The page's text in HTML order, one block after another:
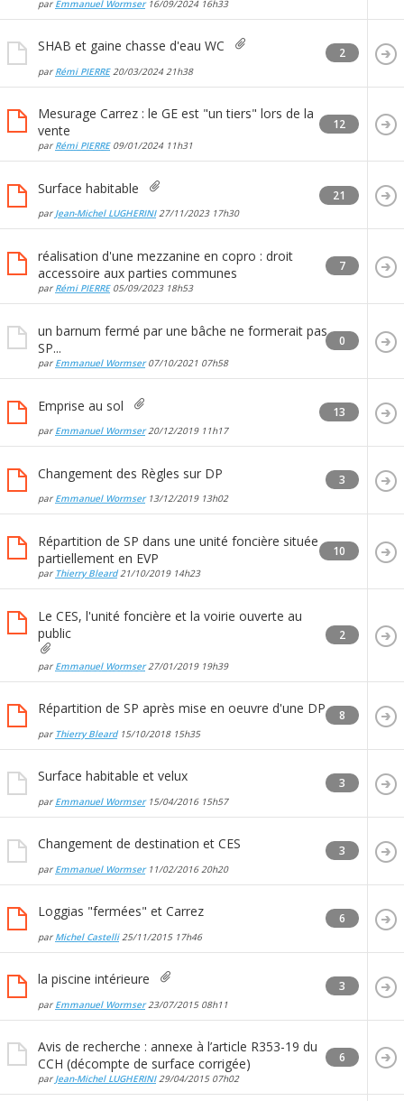
par Emmanuel Wormser16/09/2024 16h33
SHAB et gaine chasse d'eau WC
par Rémi PIERRE20/03/2024 21h38
2
Mesurage Carrez : le GE est "un tiers" lors de la
vente
par Rémi PIERRE09/01/2024 11h31
12
Surface habitable
par Jean-Michel LUGHERINI27/11/2023 17h30
21
réalisation d'une mezzanine en copro : droit
accessoire aux parties communes
par Rémi PIERRE05/09/2023 18h53
7
un barnum fermé par une bâche ne formerait pas
SP...
par Emmanuel Wormser07/10/2021 07h58
0
Emprise au sol
par Emmanuel Wormser20/12/2019 11h17
13
Changement des Règles sur DP
par Emmanuel Wormser13/12/2019 13h02
3
Répartition de SP dans une unité foncière située
partiellement en EVP
par Thierry Bleard21/10/2019 14h23
10
Le CES, l'unité foncière et la voirie ouverte au
public
par Emmanuel Wormser27/01/2019 19h39
2
Répartition de SP après mise en oeuvre d'une DP
par Thierry Bleard15/10/2018 15h35
8
Surface habitable et velux
par Emmanuel Wormser15/04/2016 15h57
3
Changement de destination et CES
par Emmanuel Wormser11/02/2016 20h20
3
Loggias "fermées" et Carrez
par Michel Castelli25/11/2015 17h46
6
la piscine intérieure
par Emmanuel Wormser23/07/2015 08h11
3
Avis de recherche : annexe à l’article R353-19 du
CCH (décompte de surface corrigée)
par Jean-Michel LUGHERINI29/04/2015 07h02
6